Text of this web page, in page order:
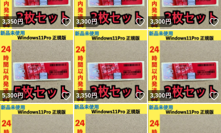
3,350円 いいね！
3,300円 いいね！
3,300円
5,300円 いいね！
3,350円 いいね！
3,300円